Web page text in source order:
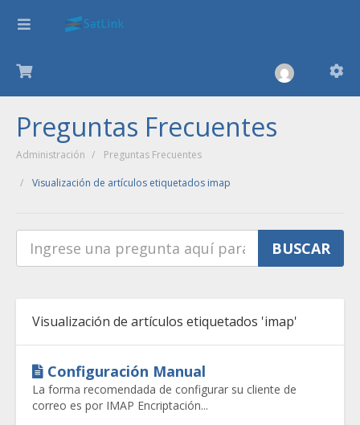
Preguntas Frecuentes
Administración Preguntas Frecuentes
Visualización de artículos etiquetados imap
Visualización de artículos etiquetados 'imap'
Configuración Manual
La forma recomendada de configurar su cliente de
correo es por IMAP Encriptación...